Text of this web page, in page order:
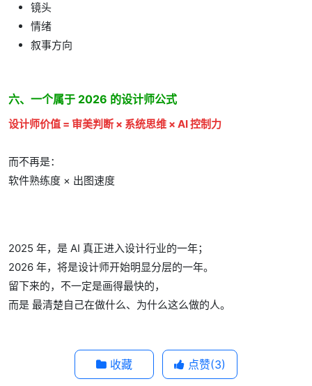
镜头
情绪
叙事方向
六、一个属于 2026 的设计师公式
设计师价值 = 审美判断 × 系统思维 × AI 控制力
而不再是：
软件熟练度 × 出图速度
2025 年，是 AI 真正进入设计行业的一年；
2026 年，将是设计师开始明显分层的一年。
留下来的，不一定是画得最快的，
而是 最清楚自己在做什么、为什么这么做的人。
收藏 点赞(3)